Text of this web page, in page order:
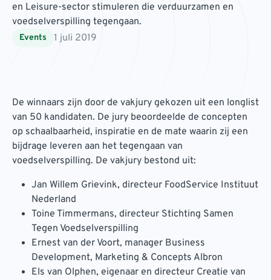
en Leisure-sector stimuleren die verduurzamen en
voedselverspilling tegengaan.
Events 1 juli 2019
De winnaars zijn door de vakjury gekozen uit een longlist
van 50 kandidaten. De jury beoordeelde de concepten
op schaalbaarheid, inspiratie en de mate waarin zij een
bijdrage leveren aan het tegengaan van
voedselverspilling. De vakjury bestond uit:
Jan Willem Grievink, directeur FoodService Instituut
Nederland
Toine Timmermans, directeur Stichting Samen
Tegen Voedselverspilling
Ernest van der Voort, manager Business
Development, Marketing & Concepts Albron
Els van Olphen, eigenaar en directeur Creatie van